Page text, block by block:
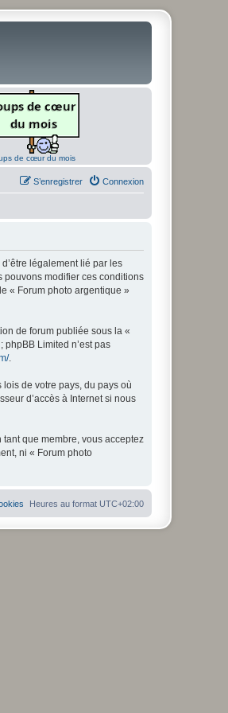
de cœur du mois
Connexion
S’enregistrer
légalement lié par les
pouvons modifier ces conditions
« Forum photo argentique »
de forum publiée sous la «
phpBB Limited n’est pas
.
de votre pays, du pays où
d’accès à Internet si nous
que membre, vous acceptez
ni « Forum photo
Heures au format UTC+02:00